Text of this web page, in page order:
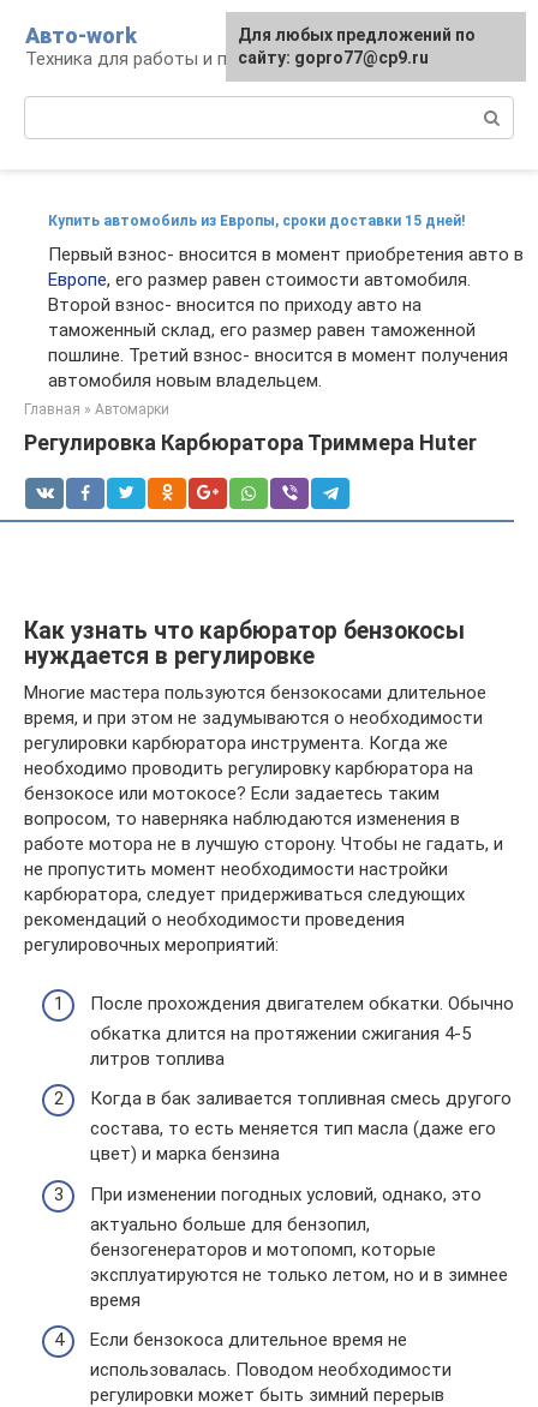
контенту
Авто-work
Техника для работы и перевозки грузов
Купить автомобиль из Европы, сроки доставки 15 дней!
Первый взнос- вносится в момент приобретения авто в
Европе, его размер равен стоимости автомобиля.
Второй взнос- вносится по приходу авто на
таможенный склад, его размер равен таможенной
пошлине. Третий взнос- вносится в момент получения
автомобиля новым владельцем.
Главная » Автомарки
Регулировка Карбюратора Триммера Huter
Как узнать что карбюратор бензокосы
нуждается в регулировке
Многие мастера пользуются бензокосами длительное
время, и при этом не задумываются о необходимости
регулировки карбюратора инструмента. Когда же
необходимо проводить регулировку карбюратора на
бензокосе или мотокосе? Если задаетесь таким
вопросом, то наверняка наблюдаются изменения в
работе мотора не в лучшую сторону. Чтобы не гадать, и
не пропустить момент необходимости настройки
карбюратора, следует придерживаться следующих
рекомендаций о необходимости проведения
регулировочных мероприятий:
После прохождения двигателем обкатки. Обычно
обкатка длится на протяжении сжигания 4-5
литров топлива
Когда в бак заливается топливная смесь другого
состава, то есть меняется тип масла (даже его
цвет) и марка бензина
При изменении погодных условий, однако, это
актуально больше для бензопил,
бензогенераторов и мотопомп, которые
эксплуатируются не только летом, но и в зимнее
время
Если бензокоса длительное время не
использовалась. Поводом необходимости
регулировки может быть зимний перерыв
Для любых предложений по
сайту: gopro77@cp9.ru